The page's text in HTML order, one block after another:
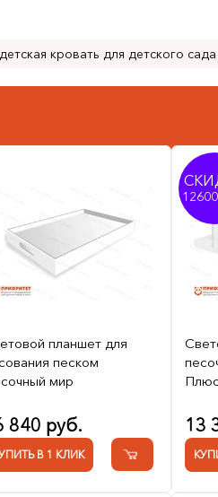
детская кровать для детского сада
планшет для
песком
мир
840 руб.
В 1 КЛИК
12600
Плюс
13